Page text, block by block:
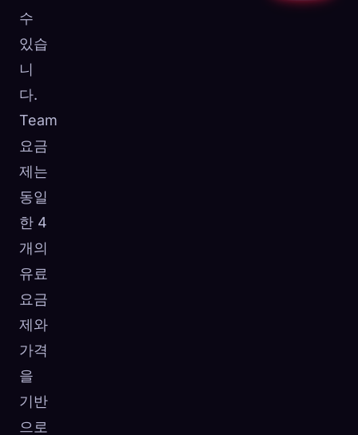
수
있습
니
다.
Team
요금
제는
동일
한 4
개의
유료
요금
제와
가격
을
기반
으로